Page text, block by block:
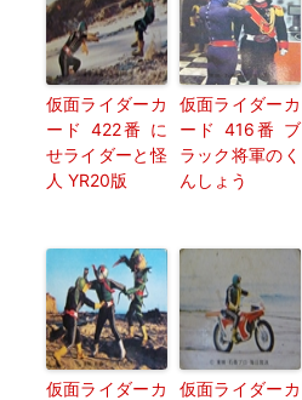
仮面ライダーカ
ード 422番 に
せライダーと怪
人 YR20版
仮面ライダーカ
ード 416番 ブ
ラック将軍のく
んしょう
仮面ライダーカ
仮面ライダーカ